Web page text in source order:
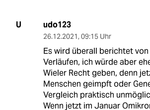
U udo123
26.12.2021, 09:15 Uhr
Es wird überall berichtet
Verläufen, ich würde aber
Wieler Recht geben, denn
Menschen geimpft oder
Vergleich praktisch
Wenn jetzt im Januar